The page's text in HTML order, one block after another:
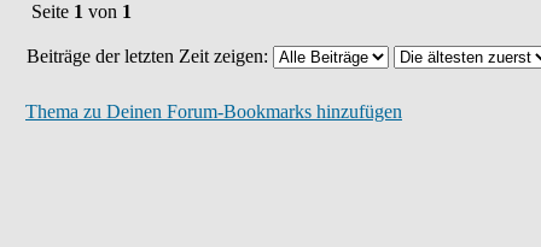
Seite 1 von 1
Beiträge der letzten Zeit zeigen:
Thema zu Deinen Forum-Bookmarks hinzufügen